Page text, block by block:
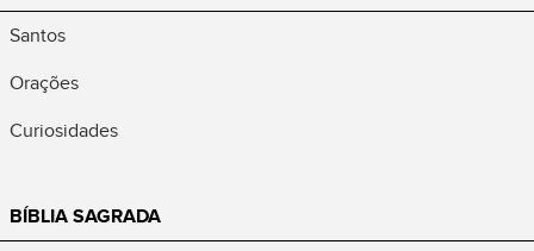
Santos
Orações
Curiosidades
BÍBLIA SAGRADA